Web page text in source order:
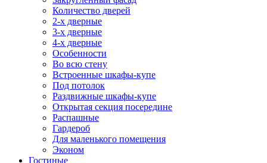
Количество дверей
2-х дверные
3-х дверные
4-х дверные
Особенности
Во всю стену
Встроенные шкафы-купе
Под потолок
Раздвижные шкафы-купе
Открытая секция посередине
Распашные
Гардероб
Для маленького помещения
Эконом
Гостиные